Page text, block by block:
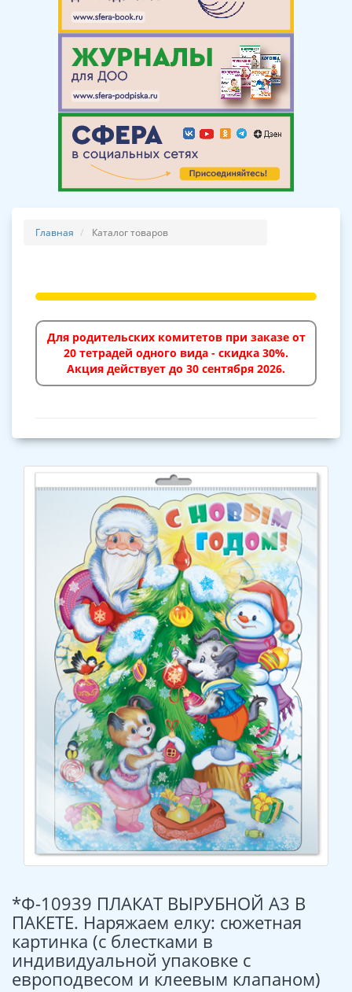
Главная Каталог товаров
Для родительских комитетов при заказе от
20 тетрадей одного вида - скидка 30%.
Акция действует до 30 сентября 2026.
*Ф-10939 ПЛАКАТ ВЫРУБНОЙ А3 В
ПАКЕТЕ. Наряжаем елку: сюжетная
картинка (с блестками в
индивидуальной упаковке с
европодвесом и клеевым клапаном)